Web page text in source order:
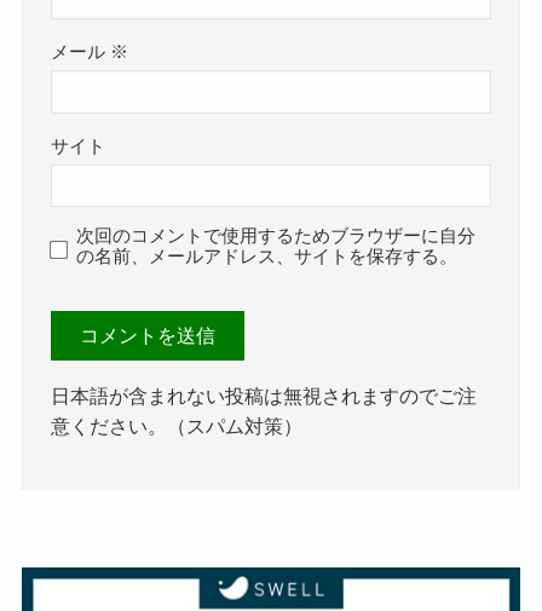
メール ※
サイト
次回のコメントで使用するためブラウザーに自分
の名前、メールアドレス、サイトを保存する。
日本語が含まれない投稿は無視されますのでご注
意ください。（スパム対策）